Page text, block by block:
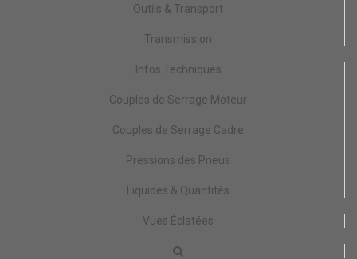
Outils & Transport
Transmission
Infos Techniques
Couples de Serrage Moteur
Couples de Serrage Cadre
Pressions des Pneus
Liquides & Quantités
Vues Éclatées